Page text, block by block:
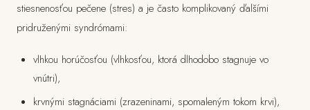
stiesnenosťou pečene (stres) a je často komplikovaný ďalšími
pridruženými syndrómami:
vlhkou horúčosťou (vlhkosťou, ktorá dlhodobo stagnuje vo
vnútri),
krvnými stagnáciami (zrazeninami, spomaleným tokom krvi),